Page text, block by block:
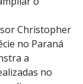
Christopher
no Paraná
a
no